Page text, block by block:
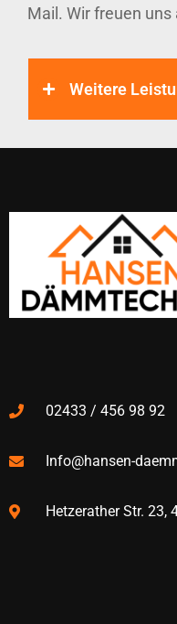
Mail. Wir freuen uns
Weitere
02433 / 456 98 92
Info@hansen-
Hetzerather Str. 23,